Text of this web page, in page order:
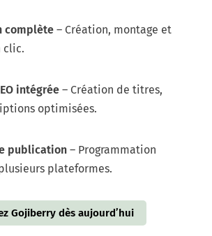
complète – Création, montage et
clic.
intégrée – Création de titres,
optimisées.
publication – Programmation
plateformes.
Gojiberry dès aujourd’hui